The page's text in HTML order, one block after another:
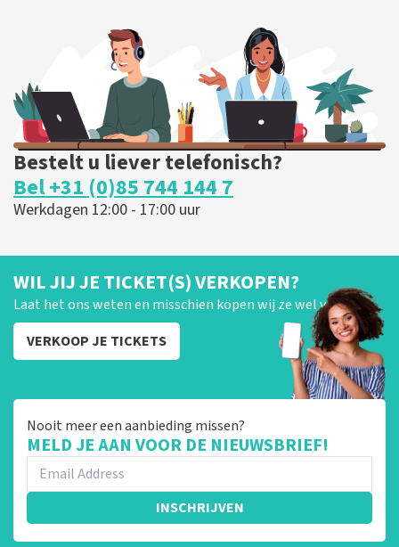
Bestelt u liever telefonisch?
Bel +31 (0)85 744 144 7
Werkdagen 12:00 - 17:00 uur
WIL JIJ JE TICKET(S) VERKOPEN?
Laat het ons weten en misschien kopen wij ze wel van je!
VERKOOP JE TICKETS
Nooit meer een aanbieding missen?
MELD JE AAN VOOR DE NIEUWSBRIEF!
INSCHRIJVEN